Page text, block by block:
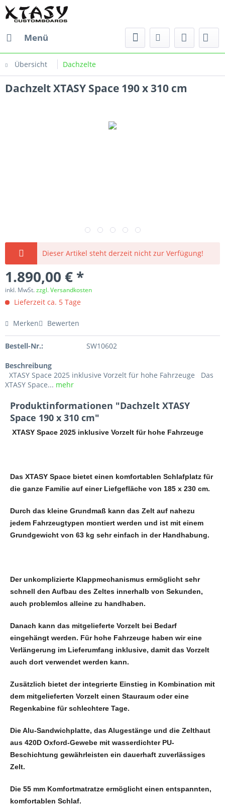
Menü
Übersicht Dachzelte
Dachzelt XTASY Space 190 x 310 cm
Dieser Artikel steht derzeit nicht zur Verfügung!
1.890,00 € *
inkl. MwSt.zzgl. Versandkosten
Lieferzeit ca. 5 Tage
Merken Bewerten
Bestell-Nr.: SW10602
Beschreibung
XTASY Space 2025 inklusive Vorzelt für hohe Fahrzeuge Das
XTASY Space... mehr
Produktinformationen "Dachzelt XTASY
Space 190 x 310 cm"
XTASY Space 2025 inklusive Vorzelt für hohe Fahrzeuge
Das XTASY Space bietet einen komfortablen Schlafplatz für
die ganze Familie auf einer Liefgefläche von 185 x 230 cm.
Durch das kleine Grundmaß kann das Zelt auf nahezu
jedem Fahrzeugtypen montiert werden und ist mit einem
Grundgewicht von 63 kg sehr einfach in der Handhabung.
Der unkomplizierte Klappmechanismus ermöglicht sehr
schnell den Aufbau des Zeltes innerhalb von Sekunden,
auch problemlos alleine zu handhaben.
Danach kann das mitgelieferte Vorzelt bei Bedarf
eingehängt werden. Für hohe Fahrzeuge haben wir eine
Verlängerung im Lieferumfang inklusive, damit das Vorzelt
auch dort verwendet werden kann.
Zusätzlich bietet der integrierte Einstieg in Kombination mit
dem mitgelieferten Vorzelt einen Stauraum oder eine
Regenkabine für schlechtere Tage.
Die Alu-Sandwichplatte, das Alugestänge und die Zelthaut
aus 420D Oxford-Gewebe mit wasserdichter PU-
Beschichtung gewährleisten ein dauerhaft zuverlässiges
Zelt.
Die 55 mm Komfortmatratze ermöglicht einen entspannten,
komfortablen Schlaf.